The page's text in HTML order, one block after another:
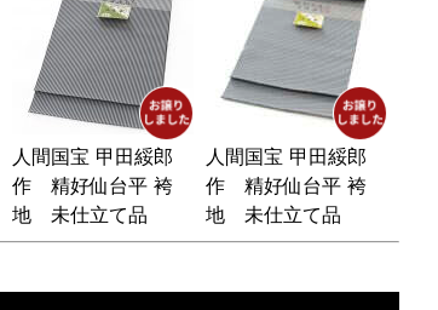
人間国宝 甲田綏郎
作 精好仙台平 袴
地 未仕立て品
人間国宝 甲田綏郎
作 精好仙台平 袴
地 未仕立て品